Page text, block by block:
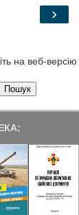
›
на веб-версію